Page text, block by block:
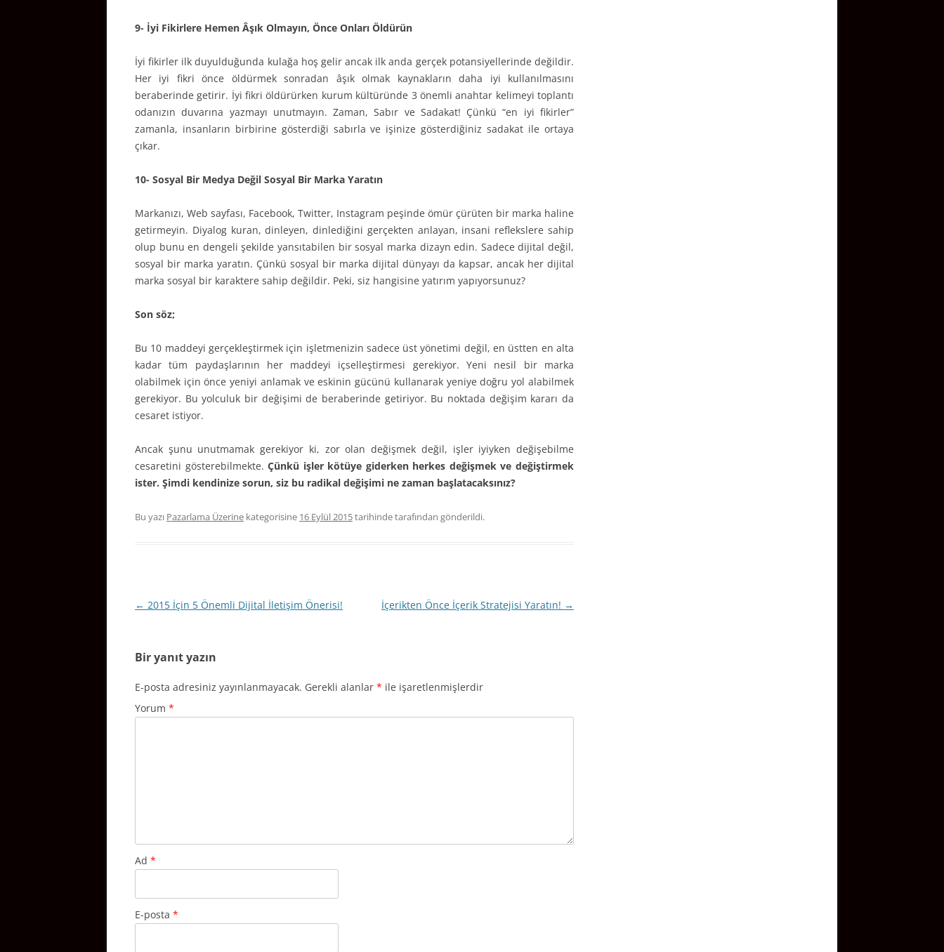
9- İyi Fikirlere Hemen Âşık Olmayın, Önce Onları Öldürün
İyi fikirler ilk duyulduğunda kulağa hoş gelir ancak ilk anda gerçek potansiyellerinde değildir.
Her iyi fikri önce öldürmek sonradan âşık olmak kaynakların daha iyi kullanılmasını
beraberinde getirir. İyi fikri öldürürken kurum kültüründe 3 önemli anahtar kelimeyi toplantı
odanızın duvarına yazmayı unutmayın. Zaman, Sabır ve Sadakat! Çünkü “en iyi fikirler”
zamanla, insanların birbirine gösterdiği sabırla ve işinize gösterdiğiniz sadakat ile ortaya
çıkar.
10- Sosyal Bir Medya Değil Sosyal Bir Marka Yaratın
Markanızı, Web sayfası, Facebook, Twitter, Instagram peşinde ömür çürüten bir marka haline
getirmeyin. Diyalog kuran, dinleyen, dinlediğini gerçekten anlayan, insani reflekslere sahip
olup bunu en dengeli şekilde yansıtabilen bir sosyal marka dizayn edin. Sadece dijital değil,
sosyal bir marka yaratın. Çünkü sosyal bir marka dijital dünyayı da kapsar, ancak her dijital
marka sosyal bir karaktere sahip değildir. Peki, siz hangisine yatırım yapıyorsunuz?
Son söz;
Bu 10 maddeyi gerçekleştirmek için işletmenizin sadece üst yönetimi değil, en üstten en alta
kadar tüm paydaşlarının her maddeyi içselleştirmesi gerekiyor. Yeni nesil bir marka
olabilmek için önce yeniyi anlamak ve eskinin gücünü kullanarak yeniye doğru yol alabilmek
gerekiyor. Bu yolculuk bir değişimi de beraberinde getiriyor. Bu noktada değişim kararı da
cesaret istiyor.
Ancak şunu unutmamak gerekiyor ki, zor olan değişmek değil, işler iyiyken değişebilme
cesaretini gösterebilmekte.Çünkü işler kötüye giderken herkes değişmek ve değiştirmek
ister. Şimdi kendinize sorun, siz bu radikal değişimi ne zaman başlatacaksınız?
Bu yazı Pazarlama Üzerine kategorisine 16 Eylül 2015tarihindetarafından gönderildi.
Yazı
← 2015 İçin 5 Önemli Dijital İletişim Önerisi! İçerikten Önce İçerik Stratejisi Yaratın! →
Bir yanıt yazın
E-posta adresiniz yayınlanmayacak. Gerekli alanlar * ile işaretlenmişlerdir
Yorum *
Ad *
E-posta *